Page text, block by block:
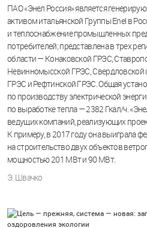
ПАО «Энел Россия» является
активом итальянской Группы Enel в
и теплоснабжение промышленных
потребителей; представлена в трех
области — Конаковской ГРЭС,
Невинномысской ГРЭС, Свердловской
ГРЭС и Рефтинской ГРЭС. Общая
по производству электрической
по выработке тепла — 2382 Гкал/ч.
ведущих компаний, реализующих
К примеру, в 2017 году она выиграла
на строительство двух объектов
мощностью 201 МВт и 90 МВт.
Э. Швачко